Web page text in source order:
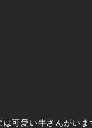
可愛い牛さんがいま